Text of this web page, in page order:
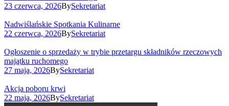
23 czerwca, 2026BySekretariat
Nadwiślańskie Spotkania Kulinarne
22 czerwca, 2026BySekretariat
Ogłoszenie o sprzedaży w trybie przetargu składników rzeczowych
majątku ruchomego
27 maja, 2026BySekretariat
Akcja poboru krwi
22 maja, 2026BySekretariat